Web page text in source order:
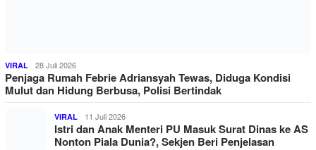
VIRAL 28 Juli 2026
Penjaga Rumah Febrie Adriansyah Tewas, Diduga Kondisi
Mulut dan Hidung Berbusa, Polisi Bertindak
VIRAL 11 Juli 2026
Istri dan Anak Menteri PU Masuk Surat Dinas ke AS
Nonton Piala Dunia?, Sekjen Beri Penjelasan